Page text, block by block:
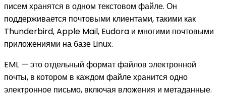
писем хранятся в одном текстовом файле. Он
поддерживается почтовыми клиентами, такими как
Thunderbird, Apple Mail, Eudora и многими почтовыми
приложениями на базе Linux.
EML — это отдельный формат файлов электронной
почты, в котором в каждом файле хранится одно
электронное письмо, включая вложения и метаданные.